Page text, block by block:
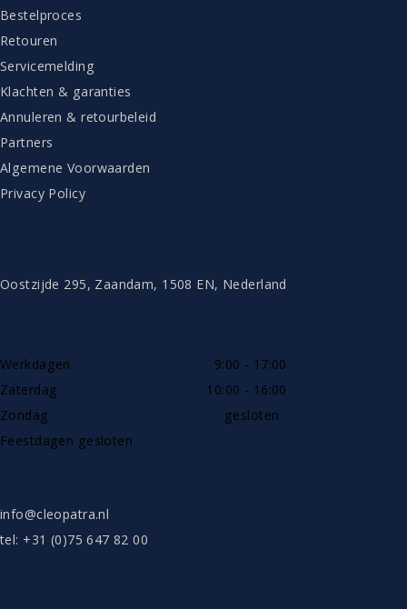
Bestelproces
Retouren
Servicemelding
Klachten & garanties
Annuleren & retourbeleid
Partners
Algemene Voorwaarden
Privacy Policy
Oostzijde 295, Zaandam, 1508 EN, Nederland
Werkdagen
9:00 - 17:00
Zaterdag
10:00 - 16:00
Zondag
gesloten
Feestdagen gesloten
info@cleopatra.nl
tel: +31 (0)75 647 82 00